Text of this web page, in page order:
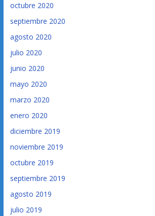
octubre 2020
septiembre 2020
agosto 2020
julio 2020
junio 2020
mayo 2020
marzo 2020
enero 2020
diciembre 2019
noviembre 2019
octubre 2019
septiembre 2019
agosto 2019
julio 2019